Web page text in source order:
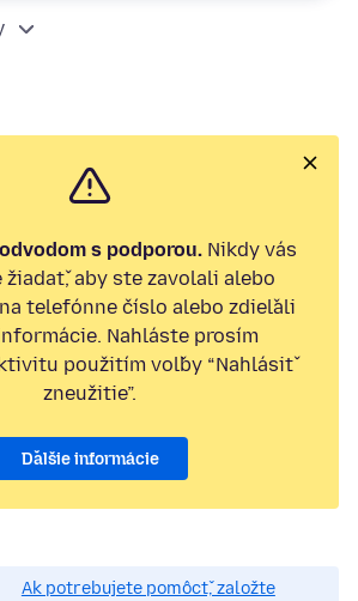
s podporou. Nikdy vás
žiadať, aby ste zavolali alebo
telefónne číslo alebo zdieľali
Nahláste prosím
použitím voľby “Nahlásiť
zneužitie”.
Ďalšie informácie
Ak potrebujete pomôcť, založte